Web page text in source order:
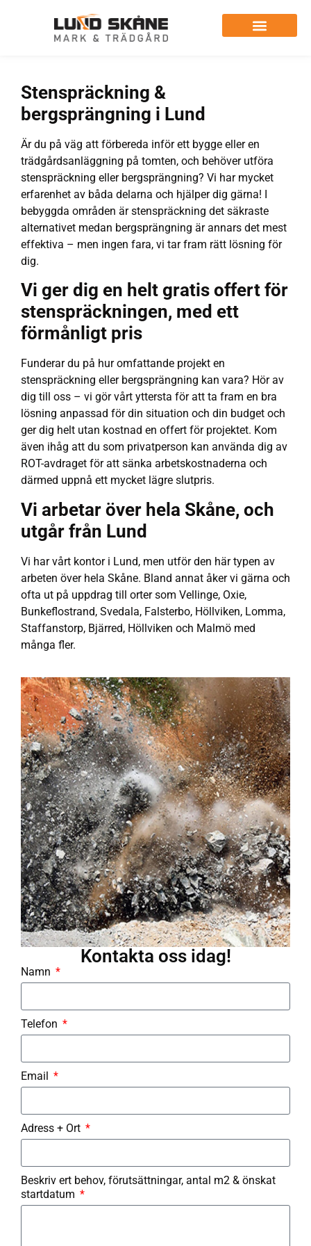
Stenspräckning &
bergsprängning i Lund
Är du på väg att förbereda inför ett bygge eller en
trädgårdsanläggning på tomten, och behöver utföra
stenspräckning eller bergsprängning? Vi har mycket
erfarenhet av båda delarna och hjälper dig gärna! I
bebyggda områden är stenspräckning det säkraste
alternativet medan bergsprängning är annars det mest
effektiva – men ingen fara, vi tar fram rätt lösning för
dig.
Vi ger dig en helt gratis offert för
stenspräckningen, med ett
förmånligt pris
Funderar du på hur omfattande projekt en
stenspräckning eller bergsprängning kan vara? Hör av
dig till oss – vi gör vårt yttersta för att ta fram en bra
lösning anpassad för din situation och din budget och
ger dig helt utan kostnad en offert för projektet. Kom
även ihåg att du som privatperson kan använda dig av
ROT-avdraget för att sänka arbetskostnaderna och
därmed uppnå ett mycket lägre slutpris.
Vi arbetar över hela Skåne, och
utgår från Lund
Vi har vårt kontor i Lund, men utför den här typen av
arbeten över hela Skåne. Bland annat åker vi gärna och
ofta ut på uppdrag till orter som Vellinge, Oxie,
Bunkeflostrand, Svedala, Falsterbo, Höllviken, Lomma,
Staffanstorp, Bjärred, Höllviken och Malmö med
många fler.
Kontakta oss idag!
Namn
Telefon
Email
Adress + Ort
Beskriv ert behov, förutsättningar, antal m2 & önskat
startdatum